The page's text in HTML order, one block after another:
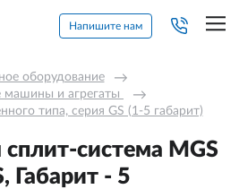
Напишите нам
оборудование →
машины и агрегаты →
типа, серия GS (1-5 габарит)
система MGS
Габарит - 5